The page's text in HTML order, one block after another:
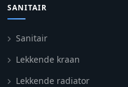
SANITAIR
Sanitair
Lekkende kraan
Lekkende radiator